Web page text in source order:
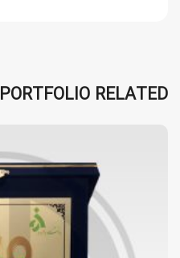
PORTFOLIO RELATED